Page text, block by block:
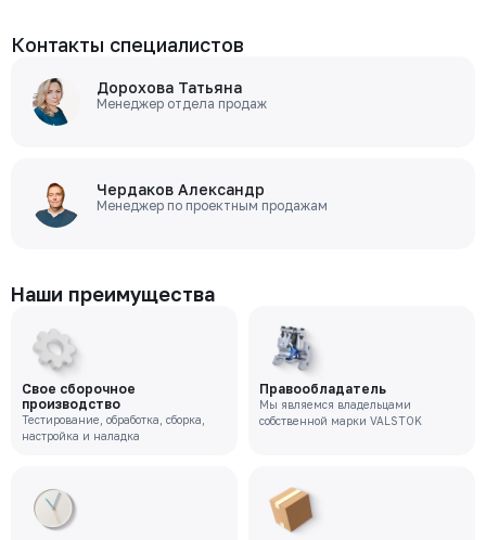
Контакты специалистов
Дорохова Татьяна
Менеджер отдела продаж
Чердаков Александр
Менеджер по проектным продажам
Наши преимущества
Свое сборочное
производство
Тестирование, обработка, сборка,
настройка и наладка
Правообладатель
Мы являемся владельцами
собственной марки VALSTOK